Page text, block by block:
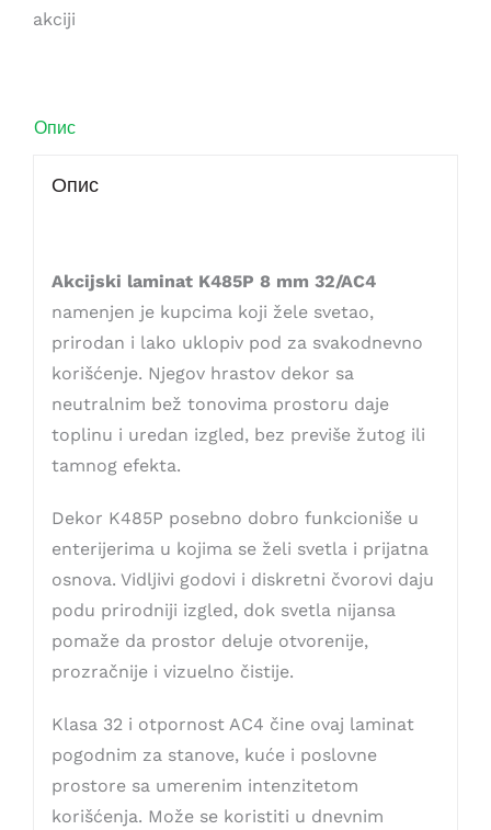
akciji
Опис
Опис
Akcijski laminat K485P 8 mm 32/AC4
namenjen je kupcima koji žele svetao,
prirodan i lako uklopiv pod za svakodnevno
korišćenje. Njegov hrastov dekor sa
neutralnim bež tonovima prostoru daje
toplinu i uredan izgled, bez previše žutog ili
tamnog efekta.
Dekor K485P posebno dobro funkcioniše u
enterijerima u kojima se želi svetla i prijatna
osnova. Vidljivi godovi i diskretni čvorovi daju
podu prirodniji izgled, dok svetla nijansa
pomaže da prostor deluje otvorenije,
prozračnije i vizuelno čistije.
Klasa 32 i otpornost AC4 čine ovaj laminat
pogodnim za stanove, kuće i poslovne
prostore sa umerenim intenzitetom
korišćenja. Može se koristiti u dnevnim